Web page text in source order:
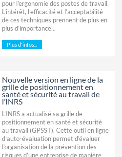
pour l’ergonomie des postes de travail.
L’intérêt, l’efficacité et l’acceptabilité
de ces techniques prennent de plus en
plus d’importance...
Plus d'infos...
Nouvelle version en ligne de la
grille de positionnement en
santé et sécurité au travail de
l’INRS
L’INRS a actualisé sa grille de
positionnement en santé et sécurité
au travail (GPSST). Cette outil en ligne
d'auto-évaluation permet d'évaluer
l'organisation de la prévention des
risques d’une entreprise de manière